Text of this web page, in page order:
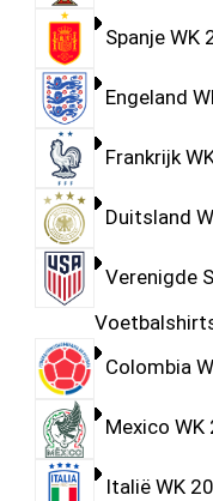
Spanje
Engeland
Frankrijk
Duitsland
Verenigde
Colombia
Mexico
Italië WK